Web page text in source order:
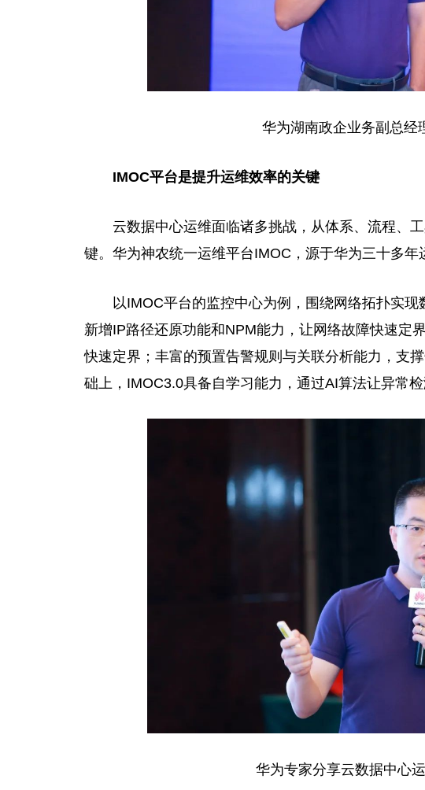
华为湖南政企业务副 总经
IMOC平台是提升运维效率的关键
云数据中心运维面临诸多挑战，从体系、流程、
键。华为神农统一运维平台IMOC，源于华为三十多年
以IMOC平台的监控中心为例，围绕网络拓扑实现
新增IP路径还原功能和NPM能力，让网络故障快速定
快速定界；丰富的预置告警规则与关联分析能力，支
础上，IMOC3.0具备自学习能力，通过AI算法让异常检
华为专家分享云数据中心